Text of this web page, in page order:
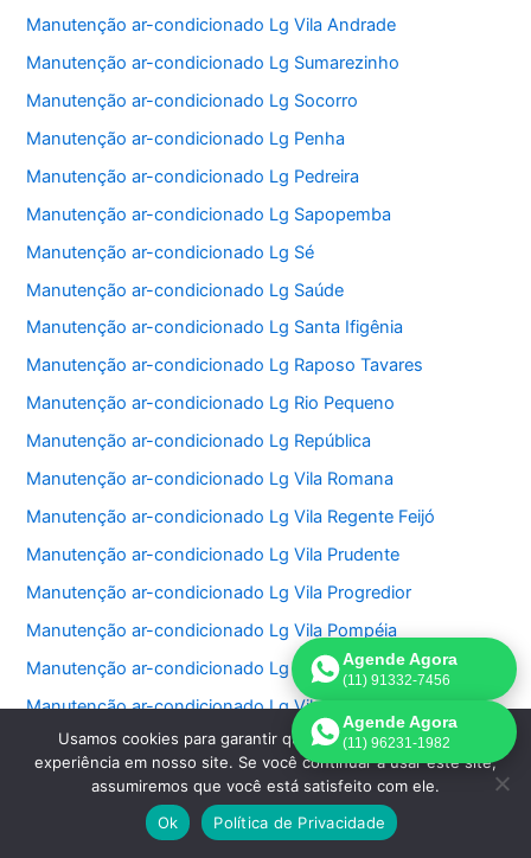
Manutenção ar-condicionado Lg Vila Andrade
Manutenção ar-condicionado Lg Sumarezinho
Manutenção ar-condicionado Lg Socorro
Manutenção ar-condicionado Lg Penha
Manutenção ar-condicionado Lg Pedreira
Manutenção ar-condicionado Lg Sapopemba
Manutenção ar-condicionado Lg Sé
Manutenção ar-condicionado Lg Saúde
Manutenção ar-condicionado Lg Santa Ifigênia
Manutenção ar-condicionado Lg Raposo Tavares
Manutenção ar-condicionado Lg Rio Pequeno
Manutenção ar-condicionado Lg República
Manutenção ar-condicionado Lg Vila Romana
Manutenção ar-condicionado Lg Vila Regente Feijó
Manutenção ar-condicionado Lg Vila Prudente
Manutenção ar-condicionado Lg Vila Progredior
Manutenção ar-condicionado Lg Vila Pompéia
Manutenção ar-condicionado Lg Vila Olímpia
Manutenção ar-condicionado Lg Vila Nova Conceição
Manutenção ar-condicionado Lg Vila Nivi
Manutenção ar-condicionado Lg Vila Medeiros
Manutenção ar-condicionado Lg Vila Matilde
Agende Agora
(11) 91332-7456
Agende Agora
(11) 96231-1982
Usamos cookies para garantir que oferecemos a melhor
experiência em nosso site. Se você continuar a usar este site,
assumiremos que você está satisfeito com ele.
Ok
Política de Privacidade